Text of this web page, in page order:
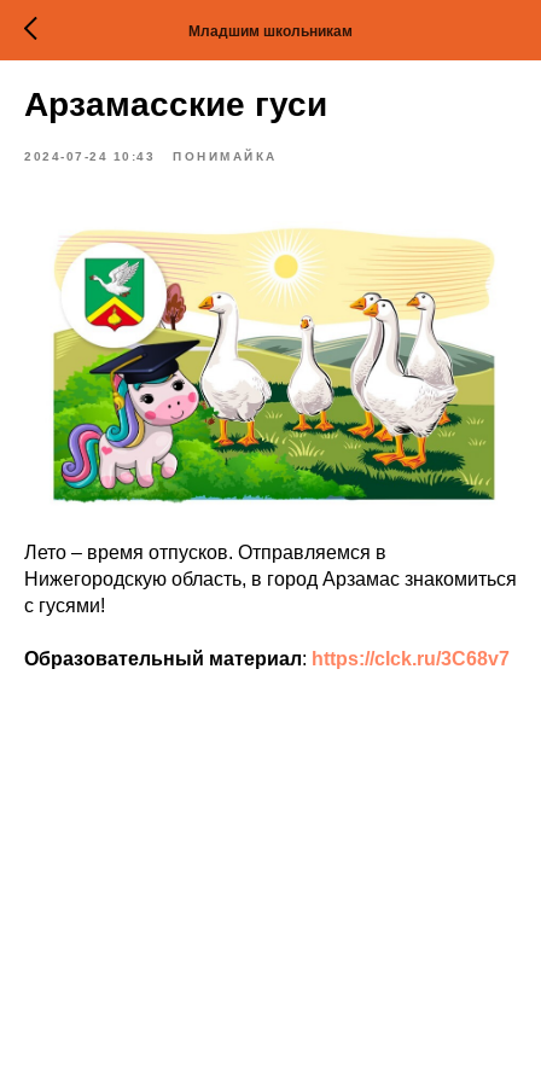
Младшим школьникам
Арзамасские гуси
2024-07-24 10:43 ПОНИМАЙКА
Лето – время отпусков. Отправляемся в
Нижегородскую область, в город Арзамас знакомиться
с гусями!
Образовательный материал: https://clck.ru/3C68v7